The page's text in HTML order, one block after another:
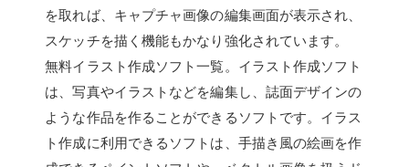
を取れば、キャプチャ画像の編集画面が表示され、
スケッチを描く機能もかなり強化されています。
無料イラスト作成ソフト一覧。イラスト作成ソフト
は、写真やイラストなどを編集し、誌面デザインの
ような作品を作ることができるソフトです。イラス
ト作成に利用できるソフトは、手描き風の絵画を作